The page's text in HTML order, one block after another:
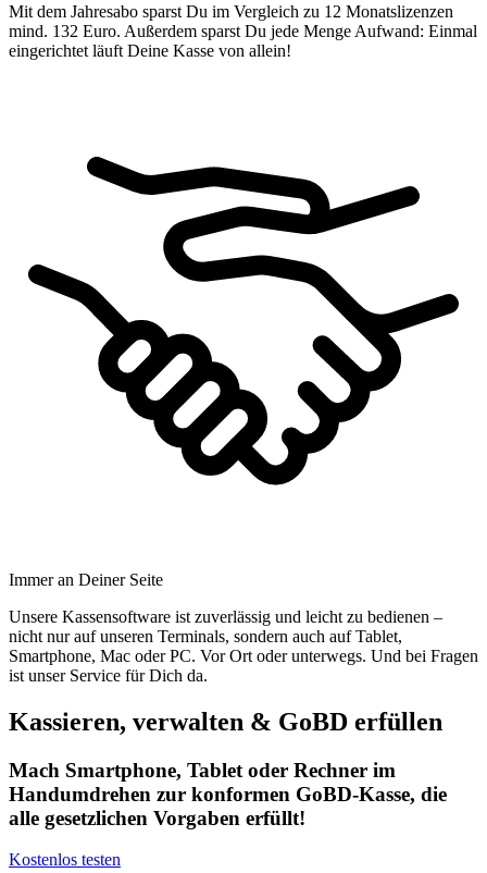
Mit dem Jahresabo sparst Du im Vergleich zu 12 Monatslizenzen
mind. 132 Euro. Außerdem sparst Du jede Menge Aufwand: Einmal
eingerichtet läuft Deine Kasse von allein!
Immer an Deiner Seite
Unsere Kassensoftware ist zuverlässig und leicht zu bedienen –
nicht nur auf unseren Terminals, sondern auch auf Tablet,
Smartphone, Mac oder PC. Vor Ort oder unterwegs. Und bei Fragen
ist unser Service für Dich da.
Kassieren, verwalten & GoBD erfüllen
Mach Smartphone, Tablet oder Rechner im
Handumdrehen zur konformen GoBD-Kasse, die
alle gesetzlichen Vorgaben erfüllt!
Kostenlos testen